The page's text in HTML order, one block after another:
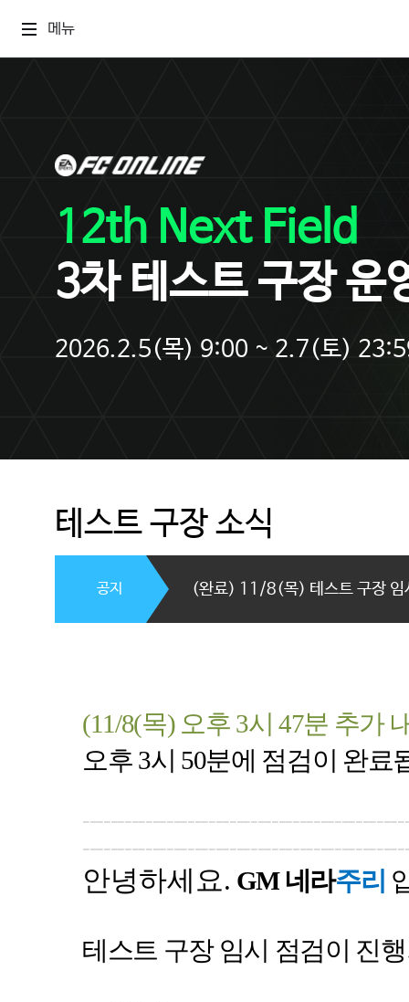
메뉴
12th Next Field
3차 테스트 구장 운
2026.2.5(목) 9:00 ~ 2.7(토)
테스트 구장 소식
(완료) 11/8(목) 테스트 구장
공지
(11/8(목) 오후 3시47분 추가
오후 3시 50분에 점검이 완료
안녕하세요. GM 네라주리
테스트 구장 임시 점검이 진